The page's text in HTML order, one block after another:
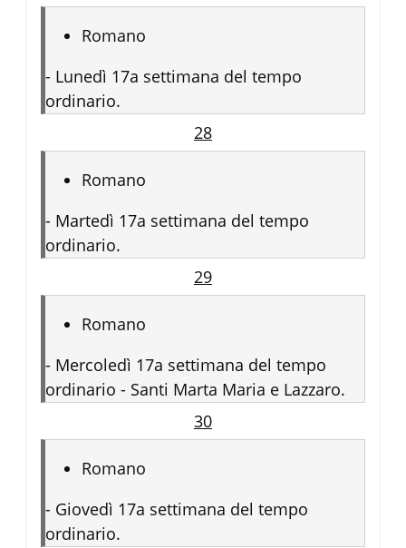
Romano
- Lunedì 17a settimana del tempo
ordinario.
28
Romano
- Martedì 17a settimana del tempo
ordinario.
29
Romano
- Mercoledì 17a settimana del tempo
ordinario - Santi Marta Maria e Lazzaro.
30
Romano
- Giovedì 17a settimana del tempo
ordinario.